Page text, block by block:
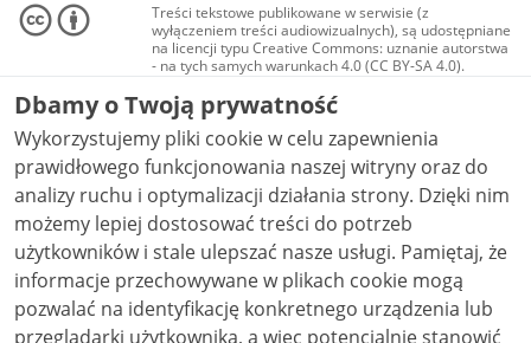
Treści tekstowe publikowane w serwisie (z
wyłączeniem treści audiowizualnych), są udostępniane
na licencji typu Creative Commons: uznanie autorstwa
- na tych samych warunkach 4.0 (CC BY-SA 4.0).
Materiały audiowizualne, w tym zdjęcia, materiały
audio i wideo, są udostępniane na licencji typu
Creative Commons: uznanie autorstwa użycie
niekomercyjne - bez utworów zależnych 4.0 (CC BY-
NC-ND 4.0), o ile nie jest to stwierdzone inaczej.
Dbamy o Twoją prywatność
Wykorzystujemy pliki cookie w celu zapewnienia
prawidłowego funkcjonowania naszej witryny oraz do
analizy ruchu i optymalizacji działania strony. Dzięki nim
możemy lepiej dostosować treści do potrzeb
użytkowników i stale ulepszać nasze usługi. Pamiętaj, że
informacje przechowywane w plikach cookie mogą
pozwalać na identyfikację konkretnego urządzenia lub
przeglądarki użytkownika, a więc potencjalnie stanowić